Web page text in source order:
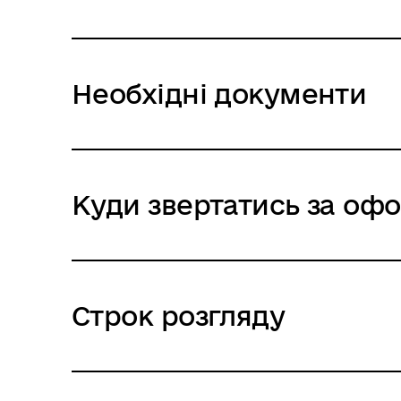
Необхідні документи
Куди звертатись за
Строк розгляду